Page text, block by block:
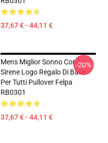
37,67 € - 44,11 €
Mens Miglior Sonno Con Le
Sirene Logo Regalo Di Base
Per Tutti Pullover Felpa
RB0301
37,67 € - 44,11 €
-20%